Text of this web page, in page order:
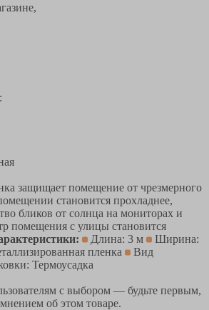
защищает помещение от чрезмерного
становится прохладнее,
бликов от солнца на мониторах и
помещения с улицы становится
Длина: 3 м
Ширина:
пленка
Вид
Термоусадка
с выбором — будьте первым,
об этом товаре.